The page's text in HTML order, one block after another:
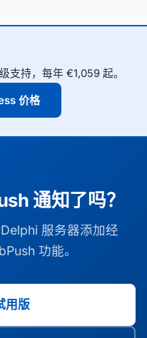
支持，每年 €1,059 起。
价格
通知了吗？
服务器添加经
功能。
用版